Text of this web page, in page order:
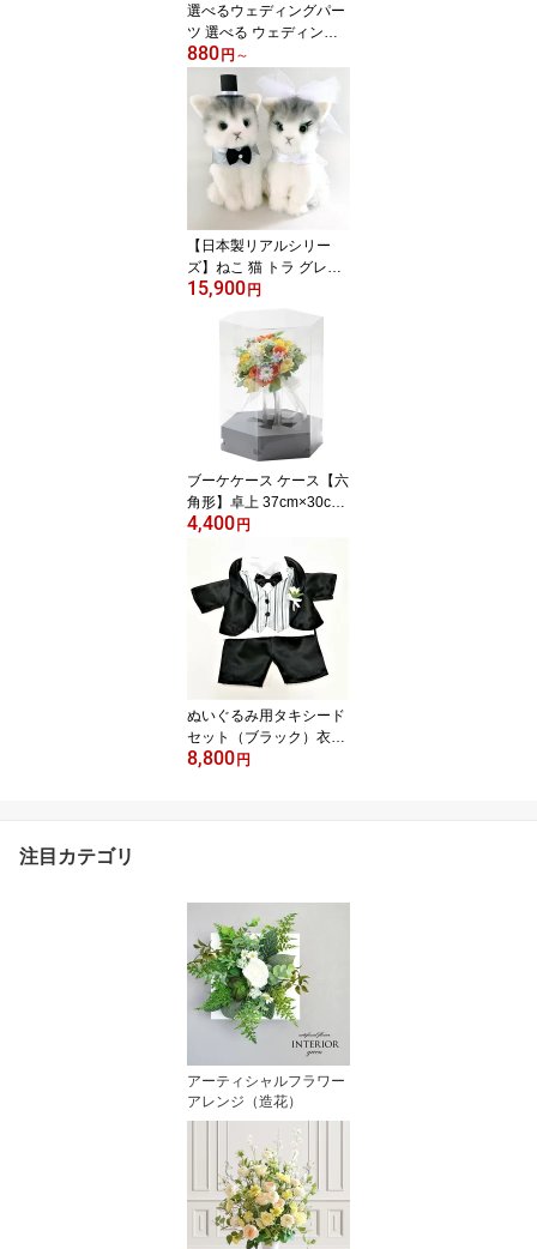
選べるウェディングパー
ツ 選べる ウェディング
小物 パーツセット(S)(M)
ぬいぐるみ用 イーゼル
ブーケスタンド バードゲ
ージ トルソーセット ブ
ーケケース ペアハンカチ
帽子 ウェルカムトランク
ベール 蝶ネクタイブーケ
付き 手作りキット ぬい
ぐるみ用ウェディング
880円 ～
【日本製リアルシリー
ズ】ねこ 猫 トラ グレー
ペア トラネコ ウェルカ
るみ 受付 祝電 電報
15,900円
ブーケケース ケース【六
角形】卓上 37cm×30cm
ウェディングブーケケー
ショーケース ディスプレ
イケース フィギュアケー
ス かわいい 透明 人形ケ
ース ぬいぐるみケース
4,400円
ぬいぐるみ用タキシード
セット（ブラック）衣
装 ダッフィー衣装 結
8,800円
注目カテゴリ
アーティシャルフラワー
アレンジ（造花）